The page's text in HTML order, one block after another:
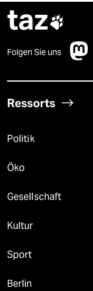
taz
Folgen Sie uns
Ressorts
Politik
Öko
Gesellschaft
Kultur
Sport
Berlin